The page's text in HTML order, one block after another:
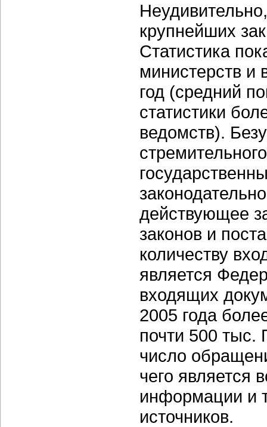
крупнейших
Статистика
министерств и
год (средний
статистики
ведомств).
действующее
законов и
количеству
является
входящих
2005 года
почти 500
число
чего является
информации и
источников.